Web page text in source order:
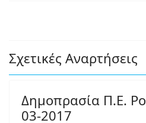
Σχετικές Αναρτήσεις
Δημοπρασία Π.Ε.
03-2017